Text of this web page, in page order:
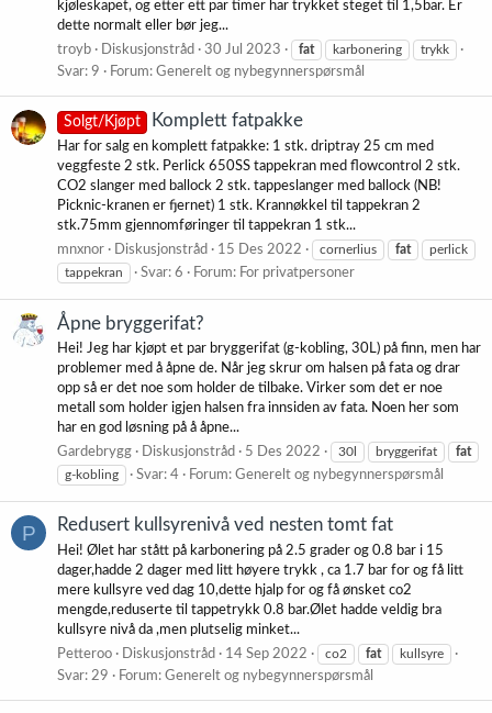
kjøleskapet, og etter ett par timer har trykket steget til 1,5bar. Er
dette normalt eller bør jeg...
troyb
Diskusjonstråd 30 Jul 2023 fat karbonering trykk
Svar: 9 Forum: Generelt og nybegynnerspørsmål
Solgt/Kjøpt Komplett fatpakke
Har for salg en komplett fatpakke: 1 stk. driptray 25 cm med
veggfeste 2 stk. Perlick 650SS tappekran med flowcontrol 2 stk.
CO2 slanger med ballock 2 stk. tappeslanger med ballock (NB!
Picknic-kranen er fjernet) 1 stk. Krannøkkel til tappekran 2
stk.75mm gjennomføringer til tappekran 1 stk...
mnxnor
Diskusjonstråd 15 Des 2022 cornerlius fat
perlick
tappekran
Svar: 6 Forum: For privatpersoner
Åpne bryggerifat?
Hei! Jeg har kjøpt et par bryggerifat (g-kobling, 30L) på finn, men har
problemer med å åpne de. Når jeg skrur om halsen på fata og drar
opp så er det noe som holder de tilbake. Virker som det er noe
metall som holder igjen halsen fra innsiden av fata. Noen her som
har en god løsning på å åpne...
Gardebrygg
Diskusjonstråd 5 Des 2022 30l bryggerifat
fat
g-kobling
Svar: 4 Forum: Generelt og nybegynnerspørsmål
P Redusert kullsyrenivå ved nesten tomt fat
Hei! Ølet har stått på karbonering på 2.5 grader og 0.8 bar i 15
dager,hadde 2 dager med litt høyere trykk , ca 1.7 bar for og få litt
mere kullsyre ved dag 10,dette hjalp for og få ønsket co2
mengde,reduserte til tappetrykk 0.8 bar.Ølet hadde veldig bra
kullsyre nivå da ,men plutselig minket...
Petteroo
Diskusjonstråd 14 Sep 2022 co2 fat kullsyre
Svar: 29 Forum: Generelt og nybegynnerspørsmål